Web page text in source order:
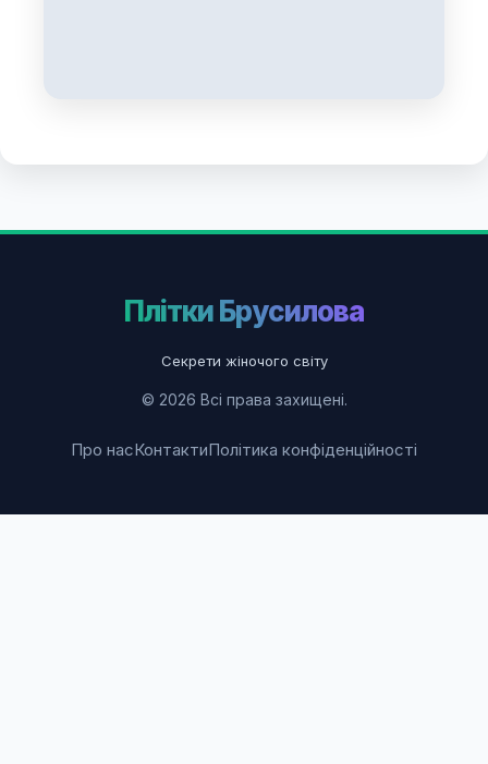
Плітки Брусилова
Секрети жіночого світу
© 2026 Всі права захищені.
Про насКонтактиПолітика конфіденційності